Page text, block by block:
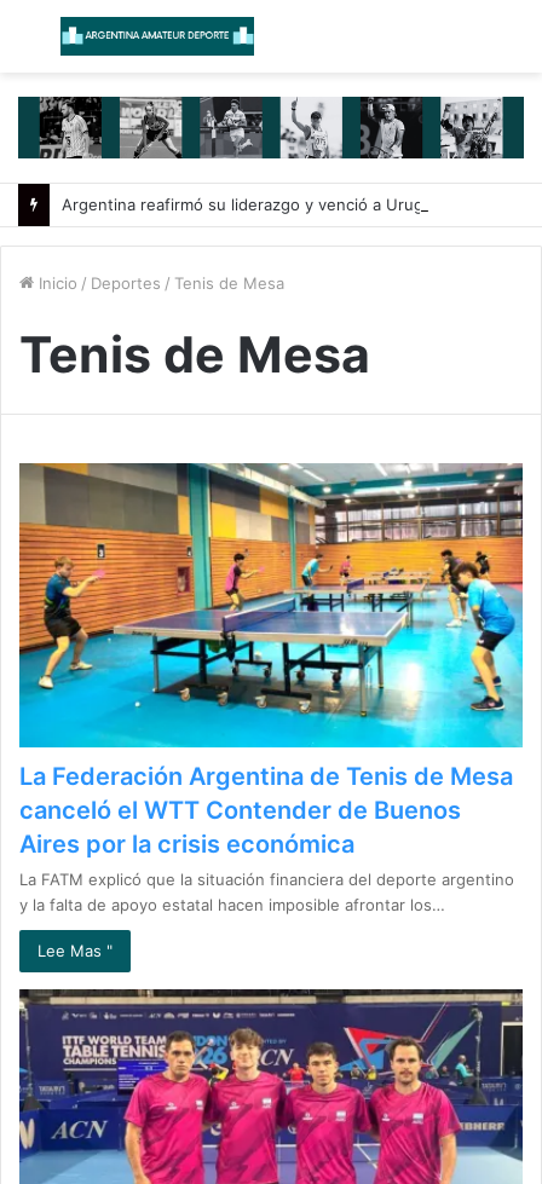
Menú
Inicio / Deportes / Tenis de Mesa
Tenis de Mesa
La Federación Argentina de Tenis de Mesa
canceló el WTT Contender de Buenos
Aires por la crisis económica
La FATM explicó que la situación financiera del deporte argentino
y la falta de apoyo estatal hacen imposible afrontar los…
Lee Mas "